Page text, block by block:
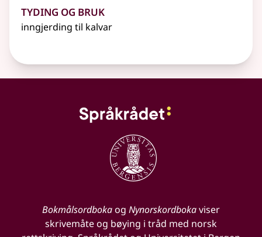
Tyding og bruk
inngjerding til kalvar
Bokmålsordbokaog Nynorskordbokaviser
skrivemåte og bøying i tråd med norsk